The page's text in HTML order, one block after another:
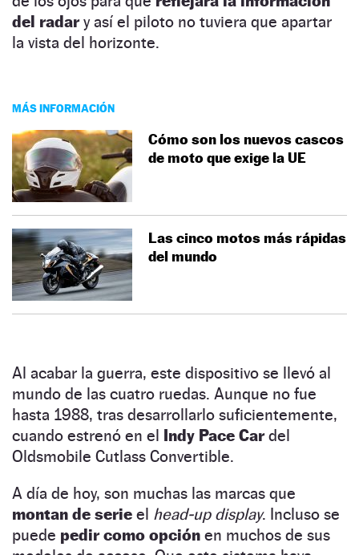
del radary así el piloto no tuviera que apartar
la vista del horizonte.
MÁS INFORMACIÓN
Cómo son los nuevos cascos
de moto que exige la UE
Las cinco motos más rápidas
del mundo
Al acabar la guerra, este dispositivo se llevó al
mundo de las cuatro ruedas. Aunque no fue
hasta 1988, tras desarrollarlo suficientemente,
cuando estrenó en el Indy Pace Cardel
Oldsmobile Cutlass Convertible.
A día de hoy, son muchas las marcas que
montan de serie el head-up display. Incluso se
puede pedir como opción en muchos de sus